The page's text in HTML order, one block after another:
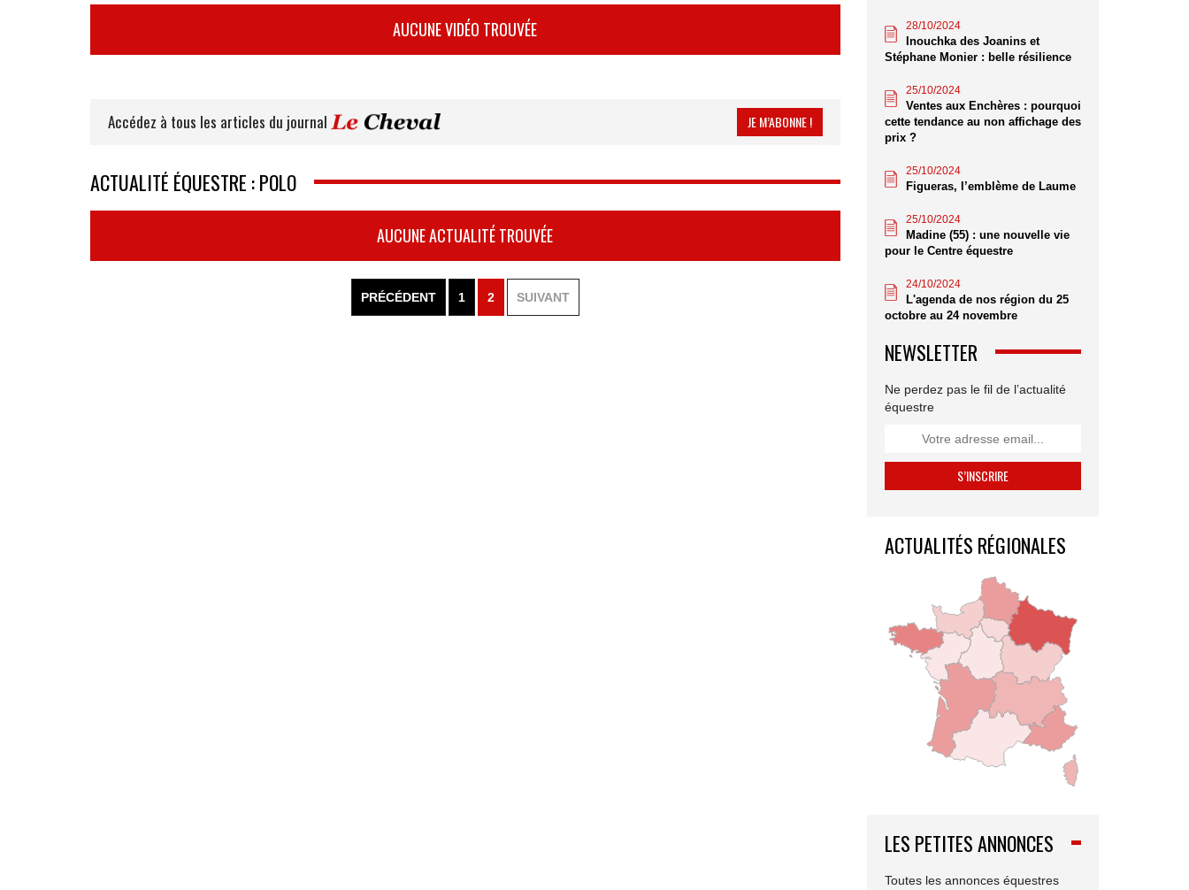
AUCUNE VIDÉO TROUVÉE
Accédez à tous les articles du journal JE M’ABONNE !
ACTUALITÉ ÉQUESTRE : POLO
AUCUNE ACTUALITÉ TROUVÉE
PRÉCÉDENT 1 2 SUIVANT
28/10/2024
Inouchka des Joanins et
Stéphane Monier : belle résilience
25/10/2024
Ventes aux Enchères : pourquoi
cette tendance au non affichage des
prix ?
25/10/2024
Figueras, l’emblème de Laume
25/10/2024
Madine (55) : une nouvelle vie
pour le Centre équestre
24/10/2024
L'agenda de nos région du 25
octobre au 24 novembre
NEWSLETTER
Ne perdez pas le fil de l’actualité
équestre
ACTUALITÉS RÉGIONALES
LES PETITES ANNONCES
Toutes les annonces équestres